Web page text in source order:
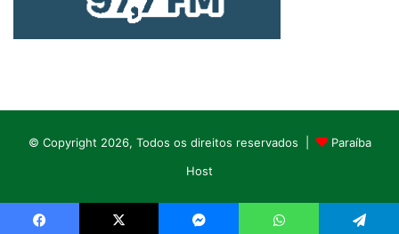
© Copyright 2026, Todos os direitos reservados |
Paraíba
Host